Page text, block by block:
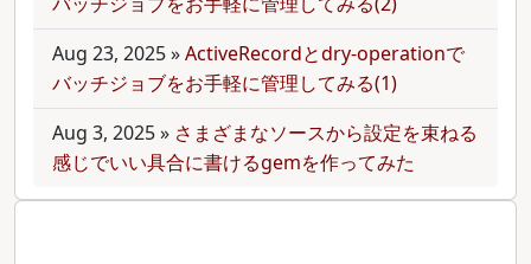
Aug 23, 2025»ActiveRecordとdry-operationで
バッチジョブをお手軽に管理してみる(1)
Aug 3, 2025» さまざまなソースから設定を束ねる
感じでいい具合に書けるgemを作ってみた